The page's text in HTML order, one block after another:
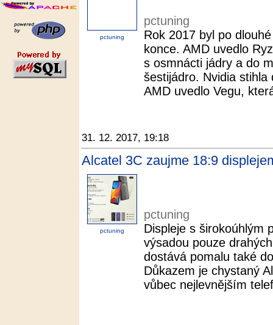
pctuning
pctuning
Rok 2017 byl po
konce. AMD uvedlo
s osmnácti jádry a do
šestijádro. Nvidia
AMD uvedlo Vegu,
31. 12. 2017, 19:18
Alcatel 3C zaujme 18:9
pctuning
pctuning
Displeje s širokoúhlým
výsadou pouze
dostává pomalu také
Důkazem je chystaný
vůbec nejlevnějším